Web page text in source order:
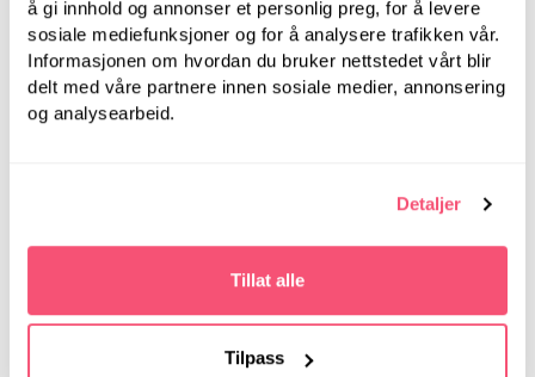
å gi innhold og annonser et personlig preg, for å levere
sosiale mediefunksjoner og for å analysere trafikken vår.
Informasjonen om hvordan du bruker nettstedet vårt blir
delt med våre partnere innen sosiale medier, annonsering
og analysearbeid.
Detaljer
Tillat alle
Tilpass
mm - Rundpinner i
bjørk
mm - Rundpinner i
bjørk
Dreamz, 20 cm, 3.5
mm - Strømpepinner
Dreamz
Dreamz, 40 cm, 3.5